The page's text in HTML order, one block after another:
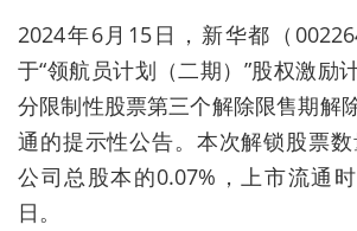
2024年6月15日，新华都（
于“领航员计划（二期）”股权激励
分限制性股票第三个解除限售期解
通的提示性公告。本次解锁股票
公司总股本的0.07%，上市流通
日。